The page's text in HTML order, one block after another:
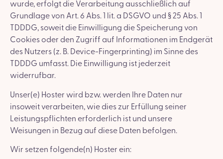
wurde, erfolgt die Verarbeitung ausschließlich auf
Grundlage von Art. 6 Abs. 1 lit. a DSGVO und § 25 Abs. 1
TDDDG, soweit die Einwilligung die Speicherung von
Cookies oder den Zugriff auf Informationen im Endgerät
des Nutzers (z. B. Device-Fingerprinting) im Sinne des
TDDDG umfasst. Die Einwilligung ist jederzeit
widerrufbar.
Unser(e) Hoster wird bzw. werden Ihre Daten nur
insoweit verarbeiten, wie dies zur Erfüllung seiner
Leistungspflichten erforderlich ist und unsere
Weisungen in Bezug auf diese Daten befolgen.
Wir setzen folgende(n) Hoster ein: